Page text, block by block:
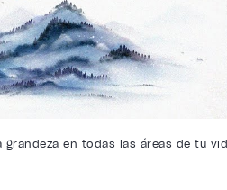
en todas las áreas de tu